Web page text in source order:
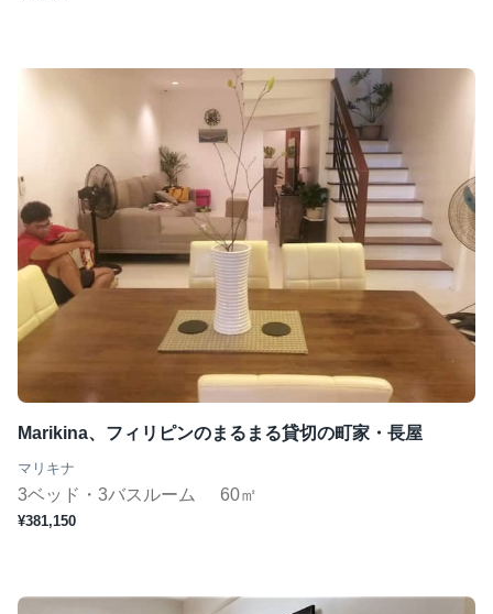
Marikina、フィリピンのまるまる貸切の町家・長屋
マリキナ
3ベッド・3バスルーム 60㎡
¥381,150